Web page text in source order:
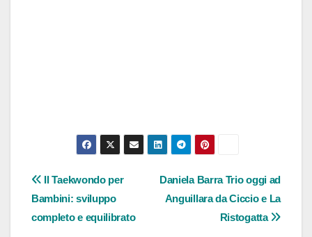
Navigazione
articoli
Daniela Barra Trio oggi ad
Anguillara da Ciccio e La
Ristogatta
Il Taekwondo per
Bambini: sviluppo
completo e equilibrato